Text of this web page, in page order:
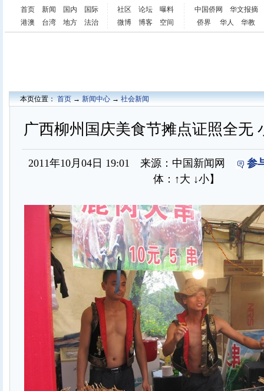
首页 新闻 国内
国际
港澳
台湾 地方 法治
社区 论坛
曝料
微博
博客 空间
中国侨网
华文报摘
侨界
华人 华教
本页位置：首页→新闻中心→社会新闻
广西柳州国庆美食节摊点证照全无
2011年10月04日 19:01 来源：中国新闻网
参
体： ↑大 ↓小】